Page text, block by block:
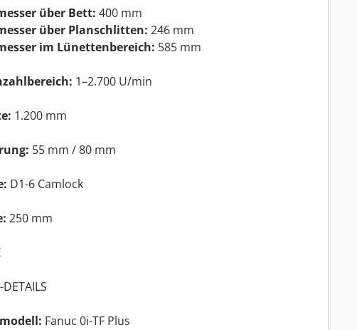
über Bett: 400 mm
über Planschlitten: 246 mm
im Lünettenbereich: 585 mm
1–2.700 U/min
1.200 mm
55 mm / 80 mm
D1-6 Camlock
250 mm
Fanuc 0i-TF Plus